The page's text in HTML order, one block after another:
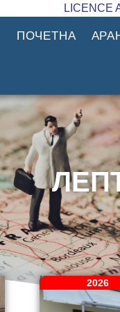
LICENCE
ПОЧЕТНА
2026